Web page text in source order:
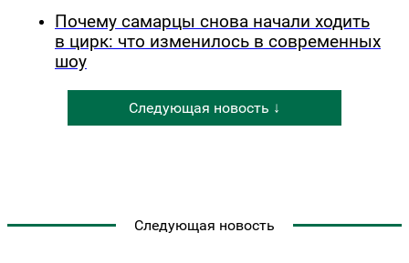
Почему самарцы снова начали ходить
в цирк: что изменилось в современных
шоу
Следующая новость ↓
Следующая новость